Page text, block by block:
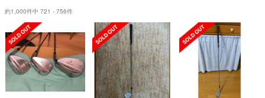
約1,000件中 721 - 756件